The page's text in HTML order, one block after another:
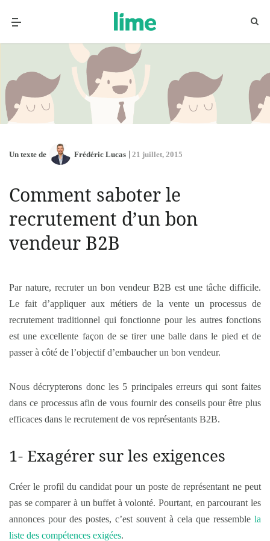
Un texte de Frédéric Lucas 21 juillet, 2015
Comment saboter le
recrutement d’un bon
vendeur B2B
Par nature, recruter un bon vendeur B2B est une tâche difficile.
Le fait d’appliquer aux métiers de la vente un processus de
recrutement traditionnel qui fonctionne pour les autres fonctions
est une excellente façon de se tirer une balle dans le pied et de
passer à côté de l’objectif d’embaucher un bon vendeur.
Nous décrypterons donc les 5 principales erreurs qui sont faites
dans ce processus afin de vous fournir des conseils pour être plus
efficaces dans le recrutement de vos représentants B2B.
1- Exagérer sur les exigences
Créer le profil du candidat pour un poste de représentant ne peut
pas se comparer à un buffet à volonté. Pourtant, en parcourant les
annonces pour des postes, c’est souvent à cela que ressemble la
liste des compétences exigées.